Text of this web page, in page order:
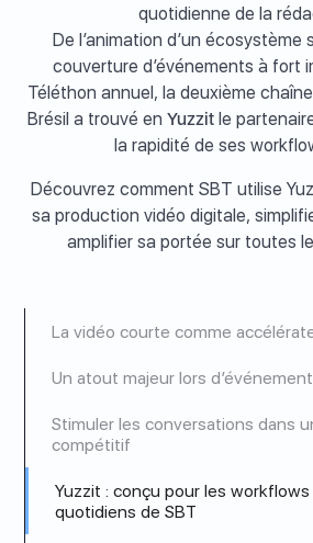
quotidienne de la
De l’animation d’un écosystème
couverture d’événements à fort
Téléthon annuel, la deuxième
Brésil a trouvé en Yuzzit le
la rapidité de ses
Découvrez comment SBT utilise
sa production vidéo digitale,
amplifier sa portée sur toutes
La vidéo courte comme
Un atout majeur lors
Stimuler les conversations dans
compétitif
Yuzzit : conçu pour les
quotidiens de SBT